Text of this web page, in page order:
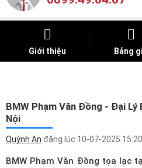
Giới thiệu Bảng
BMW Phạm Văn Đồng - Đại Lý
Nội
Quỳnh An đăng lúc 10-07-2025 15:20
BMW Phạm Văn Đồng tọa lạc